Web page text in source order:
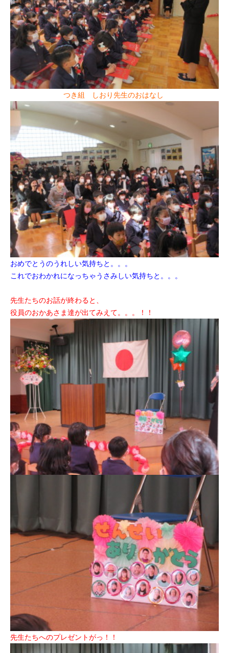
つき組 しおり先生のおはなし
おめでとうのうれしい気持ちと。。。
これでおわかれになっちゃうさみしい気持ちと。。。
先生たちのお話が終わると、
役員のおかあさま達が出てみえて。。。！！
先生たちへのプレゼントがっ！！